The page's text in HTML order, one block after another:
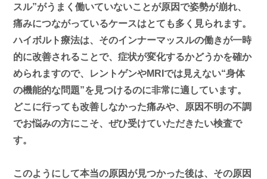
スル”がうまく働いていないことが原因で姿勢が崩れ、
痛みにつながっているケースはとても多く見られます。
ハイボルト療法は、そのインナーマッスルの働きが一時
的に改善されることで、症状が変化するかどうかを確か
められますので、レントゲンやMRIでは見えない“身体
の機能的な問題”を見つけるのに非常に適しています。
どこに行っても改善しなかった痛みや、原因不明の不調
でお悩みの方にこそ、ぜひ受けていただきたい検査で
す。
このようにして本当の原因が見つかった後は、その原因